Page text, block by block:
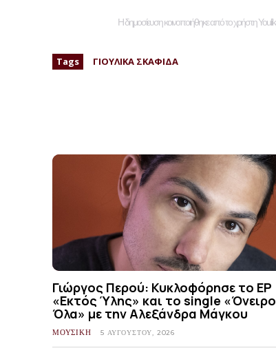
Η δημοσίευση κοινοποιήθηκε από το χρήστη
Tags ΓΙΟΥΛΙΚΑ ΣΚΑΦΙΔΑ
Γιώργος Περού: Κυκλοφόρησε το EP
«Εκτός Ύλης» και το single «Όνειρο
Όλα» με την Αλεξάνδρα Μάγκου
ΜΟΥΣΙΚΗ 5 ΑΥΓΟΎΣΤΟΥ, 2026